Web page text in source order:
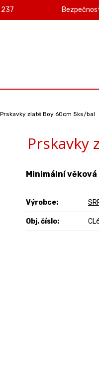
Prskavky zlaté Boy 60cm 5ks/bal
Prskavky
Minimální
Výrobce:
Obj. číslo: